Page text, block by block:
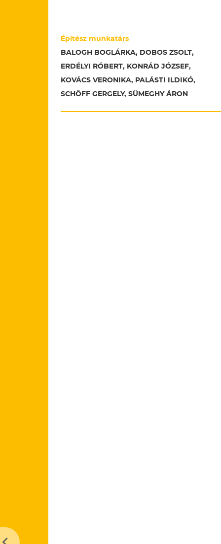
Építész munkatárs
BALOGH BOGLÁRKA, DOBOS ZSOLT,
ERDÉLYI RÓBERT, KONRÁD JÓZSEF,
KOVÁCS VERONIKA, PALÁSTI ILDIKÓ,
SCHÖFF GERGELY, SÜMEGHY ÁRON